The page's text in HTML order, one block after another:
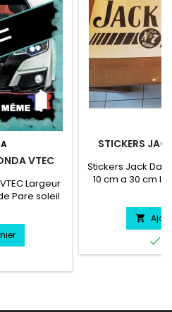
VTEC
Largeur
Pare soleil
VTEC
STICKERS
Stickers Jack
10 cm a 30 cm
résiste a l'eau,

